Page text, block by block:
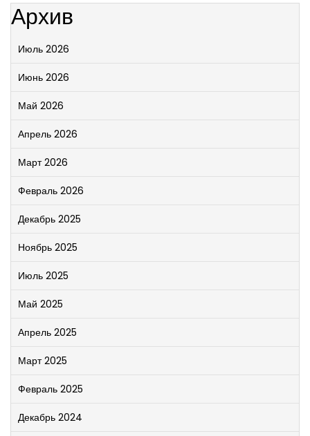
Архив
Июль 2026
Июнь 2026
Май 2026
Апрель 2026
Март 2026
Февраль 2026
Декабрь 2025
Ноябрь 2025
Июль 2025
Май 2025
Апрель 2025
Март 2025
Февраль 2025
Декабрь 2024